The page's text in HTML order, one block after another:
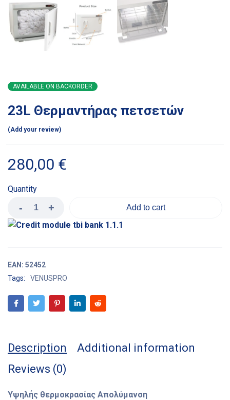
AVAILABLE ON BACKORDER
23L Θερμαντήρας πετσετών
Add your review
280,00 €
Quantity
Add to cart
EAN: 52452
Tags:
VENUSPRO
Description
Additional information
Reviews (0)
Υψηλής θερμοκρασίας Απολύμανση